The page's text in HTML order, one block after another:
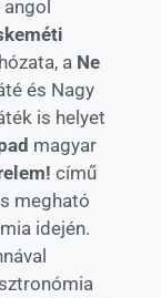
angol
a Ne
és Nagy
is helyet
magyar
című
megható
idején.